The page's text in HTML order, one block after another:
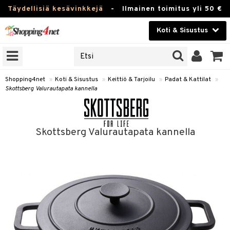
Täydellisiä kesävinkkejä - Ilmainen toimitus yli 50 €
Koti & Sisustus
Kauneudenhoito
Piilolinssit
Lelut, Lapsi & Vauva
Tuotemerkkejä
Kampanjat
Shopping4net » Koti & Sisustus » Keittiö & Tarjoilu » Padat & Kattilat »
Skottsberg Valurautapata kannella
Skottsberg Valurautapata kannella
Karahvit
Tee & Espresso
Mukit